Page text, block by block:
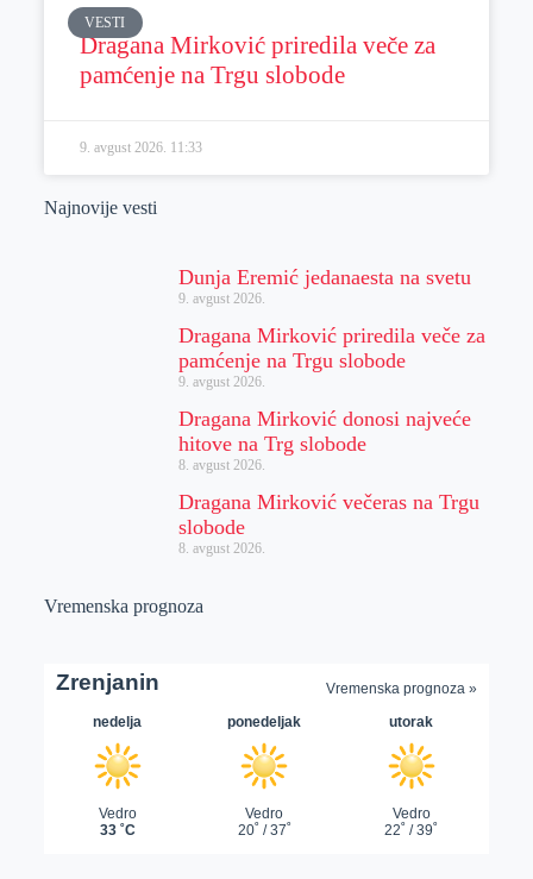
VESTI
Dragana Mirković priredila veče za
pamćenje na Trgu slobode
9. avgust 2026. 11:33
Najnovije vesti
Dunja Eremić jedanaesta na svetu
9. avgust 2026.
Dragana Mirković priredila veče za
pamćenje na Trgu slobode
9. avgust 2026.
Dragana Mirković donosi najveće
hitove na Trg slobode
8. avgust 2026.
Dragana Mirković večeras na Trgu
slobode
8. avgust 2026.
Vremenska prognoza